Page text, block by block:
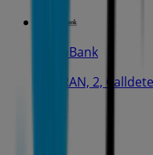
CaixaBank
C. GRAN, 2,